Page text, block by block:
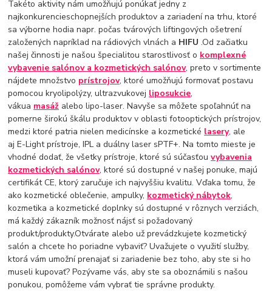
Takéto aktivity nám umožňujú ponúkať jedny z
najkonkurencieschopnejších produktov a zariadení na trhu, ktoré
sa výborne hodia napr. počas tvárových liftingových ošetrení
založených napríklad na rádiových vlnách a HIFU .Od začiatku
našej činnosti je našou špecialitou starostlivosť o komplexné
vybavenie salónov a kozmetických salónov, preto v sortimente
nájdete množstvo prístrojov, ktoré umožňujú formovať postavu
pomocou kryolipolýzy, ultrazvukovej liposukcie,
vákua masáž alebo lipo-laser. Navyše sa môžete spoľahnúť na
pomerne širokú škálu produktov v oblasti fotooptických prístrojov,
medzi ktoré patria nielen medicínske a kozmetické lasery, ale
aj E-Light prístroje, IPL a duálny laser sPTF+. Na tomto mieste je
vhodné dodať, že všetky prístroje, ktoré sú súčasťouvybavenia
kozmetických salónov, ktoré sú dostupné v našej ponuke, majú
certifikát CE, ktorý zaručuje ich najvyššiu kvalitu. Vďaka tomu, že
ako kozmetické oblečenie, ampulky, kozmetický nábytok,
kozmetika a kozmetické doplnky sú dostupné v rôznych verziách,
má každý zákazník možnosť nájsť si požadovaný
produkt/produkty.Otvárate alebo už prevádzkujete kozmetický
salón a chcete ho poriadne vybaviť? Uvažujete o využití služby,
ktorá vám umožní prenajať si zariadenie bez toho, aby ste si ho
museli kupovať? Pozývame vás, aby ste sa oboznámili s našou
ponukou, pomôžeme vám vybrať tie správne produkty.